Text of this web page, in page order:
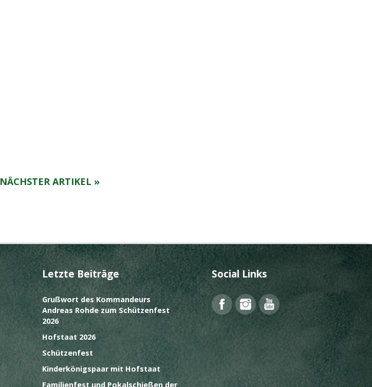
NÄCHSTER ARTIKEL »
Letzte Beiträge
Grußwort des Kommandeurs
Andreas Rohde zum Schützenfest
2026
Hofstaat 2026
Schützenfest
Kinderkönigspaar mit Hofstaat
Familienfest und Pokalschießen der
Social Links
FacebookInstagramYouTube